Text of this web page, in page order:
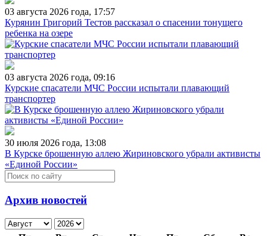
03 августа 2026 года, 17:57
Курянин Григорий Тестов рассказал о спасении тонущего
ребенка на озере
03 августа 2026 года, 09:16
Курские спасатели МЧС России испытали плавающий
транспортер
30 июля 2026 года, 13:08
В Курске брошенную аллею Жириновского убрали активисты
«Единой России»
Архив новостей